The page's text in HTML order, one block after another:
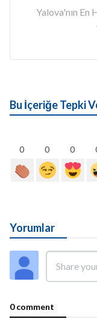
Yalova'nın
Bu İçeriğe Tepki
0 0 0
Yorumlar
0 comment